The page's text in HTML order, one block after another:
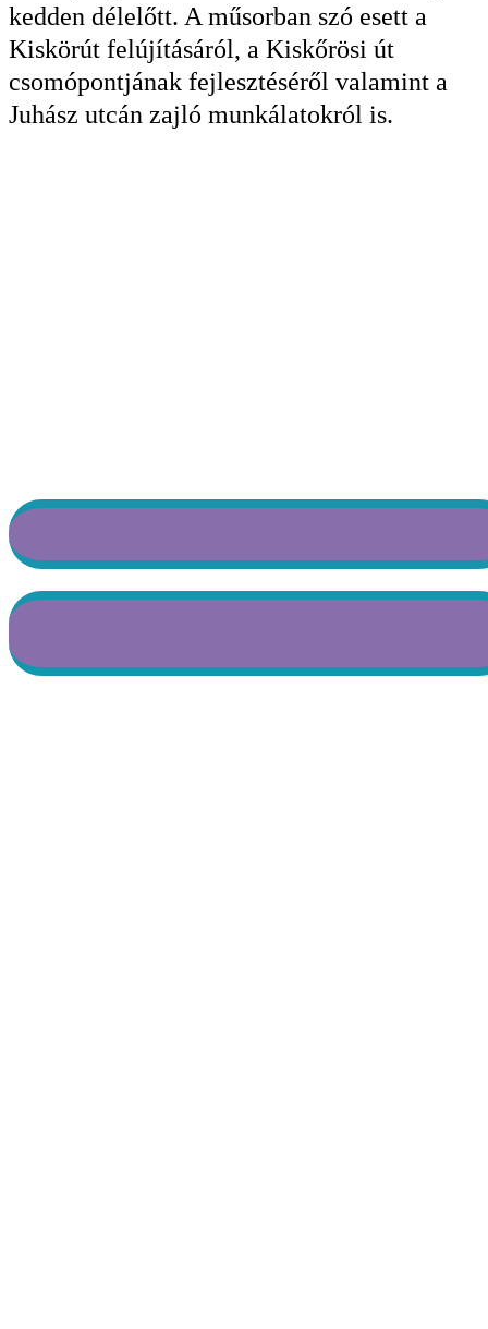
kedden délelőtt. A műsorban szó esett a
Kiskörút felújításáról, a Kiskőrösi út
csomópontjának fejlesztéséről valamint a
Juhász utcán zajló munkálatokról is.